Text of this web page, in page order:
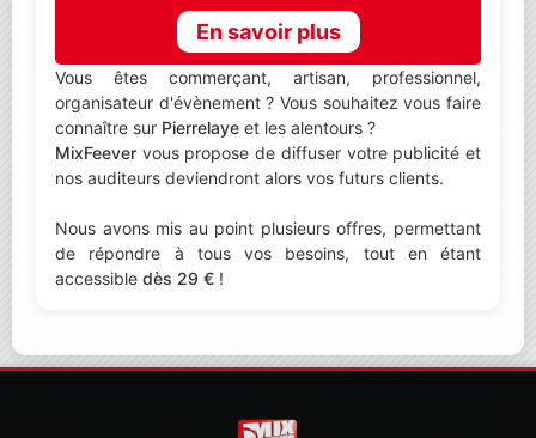
En savoir plus
Vous êtes commerçant, artisan, professionnel,
organisateur d'évènement ? Vous souhaitez vous faire
connaître sur Pierrelaye et les alentours ?
MixFeever vous propose de diffuser votre publicité et
nos auditeurs deviendront alors vos futurs clients.
Nous avons mis au point plusieurs offres, permettant
de répondre à tous vos besoins, tout en étant
accessible dès 29 € !